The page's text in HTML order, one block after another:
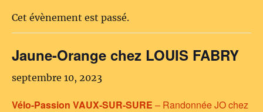
Cet évènement est passé.
Jaune-Orange chez LOUIS FABRY
septembre 10, 2023
Vélo-Passion VAUX-SUR-SURE – Randonnée JO chez